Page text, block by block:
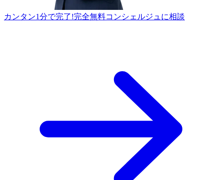
カンタン1分で完了!完全無料コンシェルジュに相談